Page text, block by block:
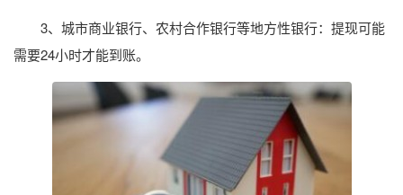
3、城市商业银行、农村合作银行等地方性银行：提现可能
需要24小时才能到账。